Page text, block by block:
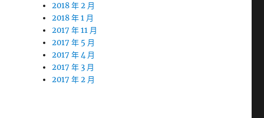
2018 年 2 月
2018 年 1 月
2017 年 11 月
2017 年 5 月
2017 年 4 月
2017 年 3 月
2017 年 2 月